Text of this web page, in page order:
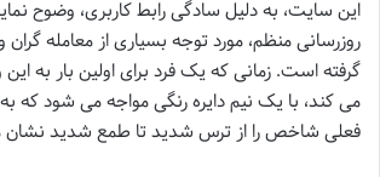
این سایت، به دلیل سادگی رابط کاربری، وضوح
روزرسانی منظم، مورد توجه بسیاری از معامله گران و
گرفته است. زمانی که یک فرد برای اولین بار به
می کند، با یک نیم دایره رنگی مواجه می شود
فعلی شاخص را از ترس شدید تا طمع شدید